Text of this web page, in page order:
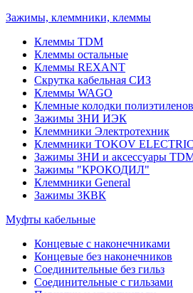
Зажимы, клеммники, клеммы
Клеммы TDM
Клеммы остальные
Клеммы REXANT
Скрутка кабельная СИЗ
Клеммы WAGO
Клемные колодки
Зажимы ЗНИ ИЭК
Клеммники Электротехник
Клеммники TOKOV ELECTRIC
Зажимы ЗНИ и аксессуары
Зажимы "КРОКОДИЛ"
Клеммники General
Зажимы 3КВК
Муфты кабельные
Концевые с наконечниками
Концевые без наконечников
Соединительные без гильз
Соединительные с гильзами